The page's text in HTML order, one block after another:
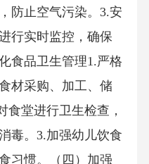
防止空气污染。3.安
行实时监控，确保
食品卫生管理1.严格
材采购、加工、储
食堂进行卫生检查，
毒。3.加强幼儿饮食
习惯。（四）加强